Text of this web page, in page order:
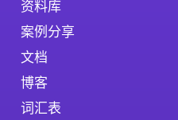
资料库
案例分享
文档
博客
词汇表